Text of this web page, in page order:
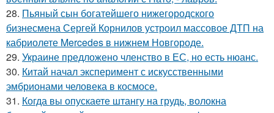
28. Пьяный сын богатейшего нижегородского
бизнесмена Сергей Корнилов устроил массовое ДТП на
кабриолете Mercedes в нижнем Новгороде.
29. Украине предложено членство в ЕС, но есть нюанс.
30. Китай начал эксперимент с искусственными
эмбрионами человека в космосе.
31. Когда вы опускаете штангу на грудь, волокна